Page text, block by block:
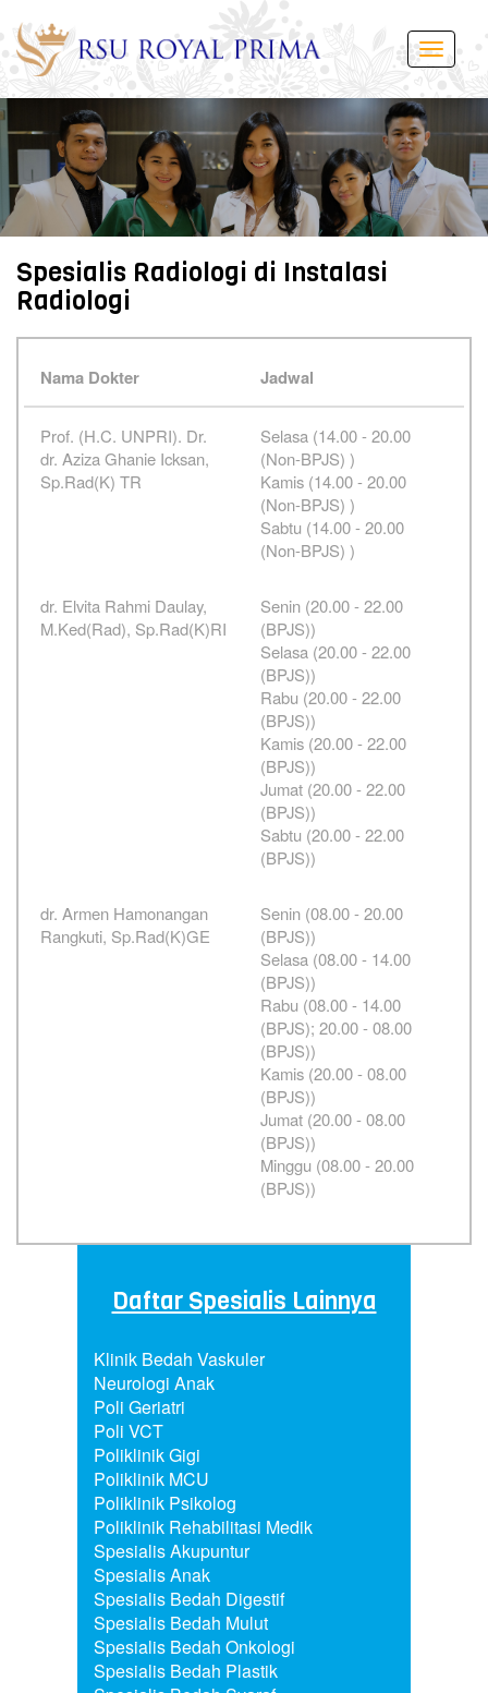
Toggle
Spesialis Radiologi di Instalasi
Radiologi
Nama Dokter Jadwal
Prof. (H.C. UNPRI). Dr.
dr. Aziza Ghanie Icksan,
Sp.Rad(K) TR
Selasa (14.00 - 20.00
(Non-BPJS) )
Kamis (14.00 - 20.00
(Non-BPJS) )
Sabtu (14.00 - 20.00
(Non-BPJS) )
dr. Elvita Rahmi Daulay,
M.Ked(Rad), Sp.Rad(K)RI
Senin (20.00 - 22.00
(BPJS))
Selasa (20.00 - 22.00
(BPJS))
Rabu (20.00 - 22.00
(BPJS))
Kamis (20.00 - 22.00
(BPJS))
Jumat (20.00 - 22.00
(BPJS))
Sabtu (20.00 - 22.00
(BPJS))
dr. Armen Hamonangan
Rangkuti, Sp.Rad(K)GE
Senin (08.00 - 20.00
(BPJS))
Selasa (08.00 - 14.00
(BPJS))
Rabu (08.00 - 14.00
(BPJS); 20.00 - 08.00
(BPJS))
Kamis (20.00 - 08.00
(BPJS))
Jumat (20.00 - 08.00
(BPJS))
Minggu (08.00 - 20.00
(BPJS))
Daftar Spesialis Lainnya
Klinik Bedah Vaskuler
Neurologi Anak
Poli Geriatri
Poli VCT
Poliklinik Gigi
Poliklinik MCU
Poliklinik Psikolog
Poliklinik Rehabilitasi Medik
Spesialis Akupuntur
Spesialis Anak
Spesialis Bedah Digestif
Spesialis Bedah Mulut
Spesialis Bedah Onkologi
Spesialis Bedah Plastik